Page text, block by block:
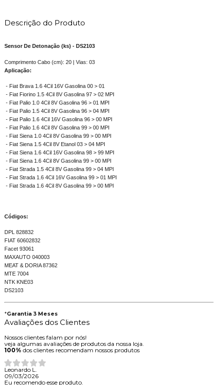
Descrição do Produto
Sensor De Detonação (ks) - DS2103
Comprimento Cabo (cm): 20 | Vias: 03
Aplicação:
- Fiat Brava 1.6 4Cil 16V Gasolina 00 > 01
- Fiat Fiorino 1.5 4Cil 8V Gasolina 97 > 02 MPI
- Fiat Palio 1.0 4Cil 8V Gasolina 96 > 01 MPI
- Fiat Palio 1.5 4Cil 8V Gasolina 96 > 04 MPI
- Fiat Palio 1.6 4Cil 16V Gasolina 96 > 00 MPI
- Fiat Palio 1.6 4Cil 8V Gasolina 99 > 00 MPI
- Fiat Siena 1.0 4Cil 8V Gasolina 99 > 00 MPI
- Fiat Siena 1.5 4Cil 8V Etanol 03 > 04 MPI
- Fiat Siena 1.6 4Cil 16V Gasolina 98 > 99 MPI
- Fiat Siena 1.6 4Cil 8V Gasolina 99 > 00 MPI
- Fiat Strada 1.5 4Cil 8V Gasolina 99 > 04 MPI
- Fiat Strada 1.6 4Cil 16V Gasolina 99 > 01 MPI
- Fiat Strada 1.6 4Cil 8V Gasolina 99 > 00 MPI
Códigos:
DPL 828832
FIAT 60602832
Facet 93061
MAXAUTO 040003
MEAT & DORIA 87362
MTE 7004
NTK KNE03
DS2103
*Garantia 3 Meses
Avaliações dos Clientes
Nossos clientes falam por nós!
veja algumas avaliações de produtos da nossa loja.
100% dos clientes recomendam nossos produtos
Leonardo L.
09/03/2026
Eu recomendo esse produto.